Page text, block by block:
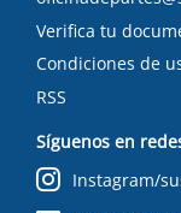
Verifica tu
Condiciones de
RSS
Síguenos en
Instagram/